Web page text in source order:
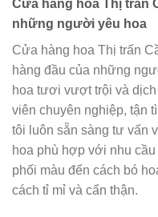
Cửa hàng hoa Thị trấn
những người yêu hoa
Cửa hàng hoa Thị trấn
hàng đầu của những
hoa tươi vượt trội và
viên chuyên nghiệp, tận
tôi luôn sẵn sàng tư vấn
hoa phù hợp với nhu
phối màu đến cách bó
cách tỉ mỉ và cẩn thận.